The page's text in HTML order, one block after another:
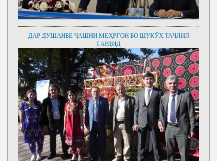
ДАР ДУШАНБЕ ҶАШНИ МЕҲРГОН БО ШУКӮҲ ТАҶЛИЛ
ГАРДИД